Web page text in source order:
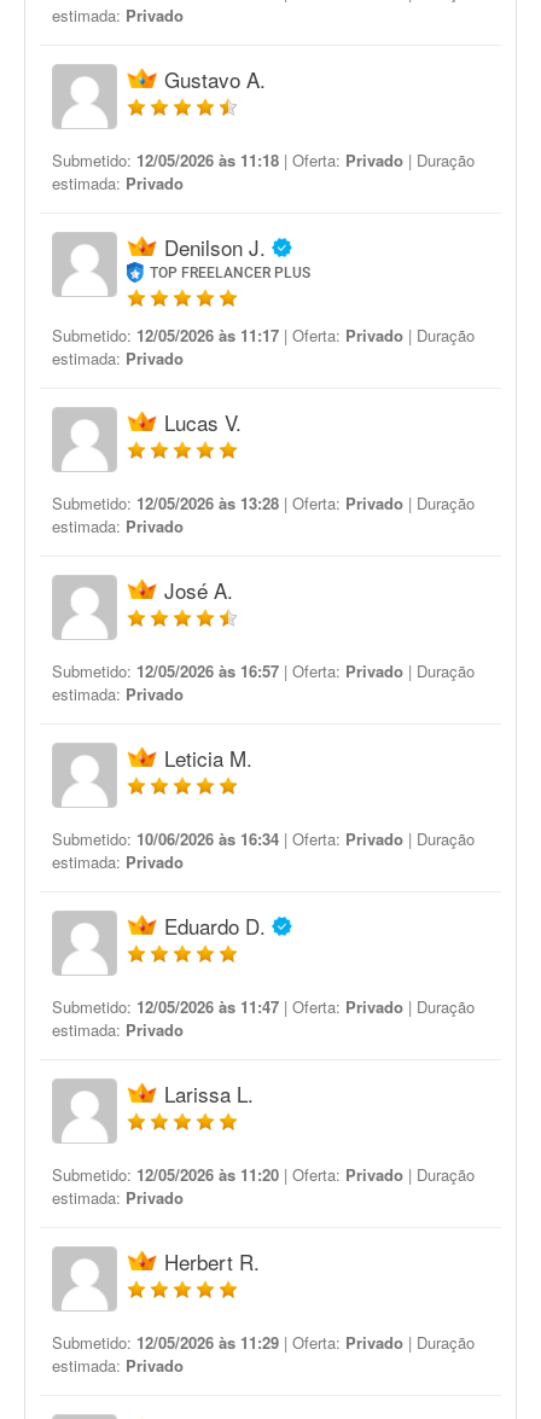
estimada: Privado
Gustavo A.
Submetido: 12/05/2026 às 11:18 | Oferta: Privado | Duração
estimada: Privado
Denilson J.
TOP FREELANCER PLUS
Submetido: 12/05/2026 às 11:17 | Oferta: Privado | Duração
estimada: Privado
Lucas V.
Submetido: 12/05/2026 às 13:28 | Oferta: Privado | Duração
estimada: Privado
José A.
Submetido: 12/05/2026 às 16:57 | Oferta: Privado | Duração
estimada: Privado
Leticia M.
Submetido: 10/06/2026 às 16:34 | Oferta: Privado | Duração
estimada: Privado
Eduardo D.
Submetido: 12/05/2026 às 11:47 | Oferta: Privado | Duração
estimada: Privado
Larissa L.
Submetido: 12/05/2026 às 11:20 | Oferta: Privado | Duração
estimada: Privado
Herbert R.
Submetido: 12/05/2026 às 11:29 | Oferta: Privado | Duração
estimada: Privado